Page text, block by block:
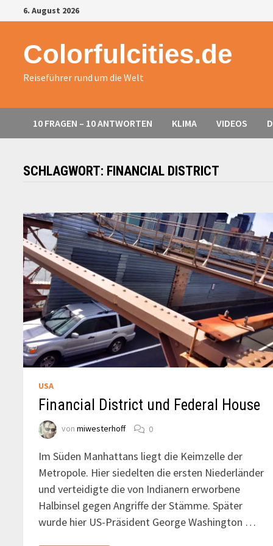
Zurück
zum
6. August 2026
Colorfulcities.de
Reiseführer rund um die Welt
10 FRAGEN – 10 ANTWORTEN KLIMA VIDEOS
SCHLAGWORT: FINANCIAL DISTRICT
USA
Financial District und Federal House
vonmiwesterhoff 0
Im Süden Manhattans liegt die Keimzelle der
Metropole. Hier siedelten die ersten Niederländer
und verteidigte die von Indianern erworbene
Halbinsel gegen Angriffe der Stämme. Später
wurde hier US-Präsident George Washington …